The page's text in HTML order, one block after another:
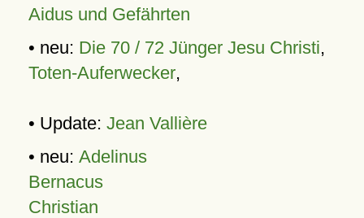
Aidus und Gefährten
• neu: Die 70 / 72 Jünger Jesu Christi,
Toten-Auferwecker,
• Update: Jean Vallière
• neu: Adelinus
Bernacus
Christian